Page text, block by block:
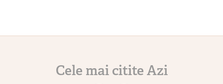
Cele mai citite Azi